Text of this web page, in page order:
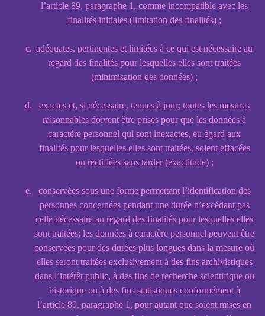
l’article 89, paragraphe 1, comme incompatible avec les
finalités initiales (limitation des finalités) ;
adéquates, pertinentes et limitées à ce qui est nécessaire au
regard des finalités pour lesquelles elles sont traitées
(minimisation des données) ;
exactes et, si nécessaire, tenues à jour; toutes les mesures
raisonnables doivent être prises pour que les données à
caractère personnel qui sont inexactes, eu égard aux
finalités pour lesquelles elles sont traitées, soient effacées
ou rectifiées sans tarder (exactitude) ;
conservées sous une forme permettant l’identification des
personnes concernées pendant une durée n’excédant pas
celle nécessaire au regard des finalités pour lesquelles elles
sont traitées; les données à caractère personnel peuvent être
conservées pour des durées plus longues dans la mesure où
elles seront traitées exclusivement à des fins archivistiques
dans l’intérêt public, à des fins de recherche scientifique ou
historique ou à des fins statistiques conformément à
l’article 89, paragraphe 1, pour autant que soient mises en